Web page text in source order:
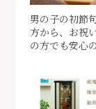
男の子の初節
方から、お祝
の方でも安心